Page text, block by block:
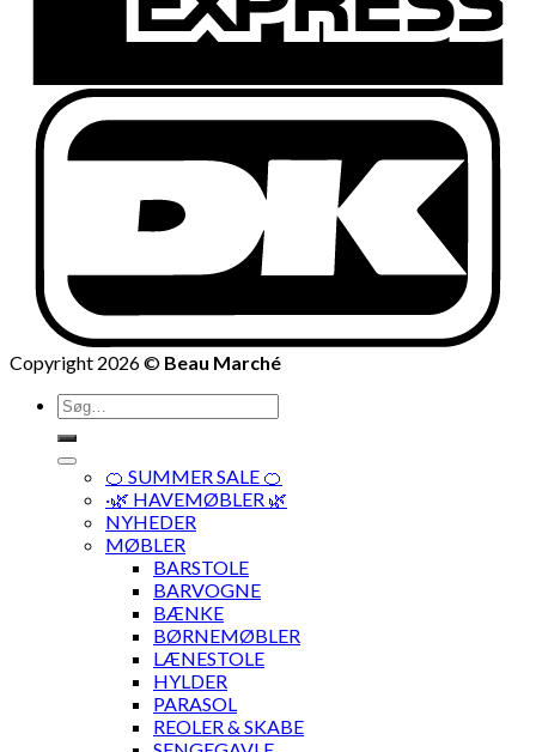
Copyright 2026 © Beau Marché
Søg
efter:
🍊 SUMMER SALE 🍊
·🌿 HAVEMØBLER 🌿
NYHEDER
MØBLER
BARSTOLE
BARVOGNE
BÆNKE
BØRNEMØBLER
LÆNESTOLE
HYLDER
PARASOL
REOLER & SKABE